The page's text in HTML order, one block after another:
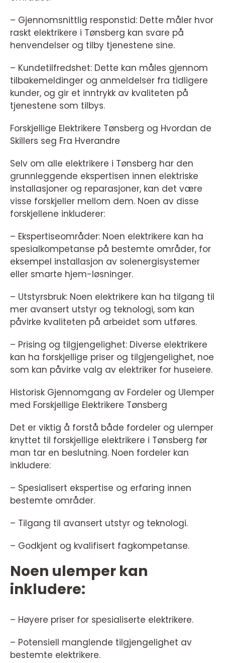
– Gjennomsnittlig responstid: Dette måler hvor
raskt elektrikere i Tønsberg kan svare på
henvendelser og tilby tjenestene sine.
– Kundetilfredshet: Dette kan måles gjennom
tilbakemeldinger og anmeldelser fra tidligere
kunder, og gir et inntrykk av kvaliteten på
tjenestene som tilbys.
Forskjellige Elektrikere Tønsberg og Hvordan de
Skillers seg Fra Hverandre
Selv om alle elektrikere i Tønsberg har den
grunnleggende ekspertisen innen elektriske
installasjoner og reparasjoner, kan det være
visse forskjeller mellom dem. Noen av disse
forskjellene inkluderer:
– Ekspertiseområder: Noen elektrikere kan ha
spesialkompetanse på bestemte områder, for
eksempel installasjon av solenergisystemer
eller smarte hjem-løsninger.
– Utstyrsbruk: Noen elektrikere kan ha tilgang til
mer avansert utstyr og teknologi, som kan
påvirke kvaliteten på arbeidet som utføres.
– Prising og tilgjengelighet: Diverse elektrikere
kan ha forskjellige priser og tilgjengelighet, noe
som kan påvirke valg av elektriker for huseiere.
Historisk Gjennomgang av Fordeler og Ulemper
med Forskjellige Elektrikere Tønsberg
Det er viktig å forstå både fordeler og ulemper
knyttet til forskjellige elektrikere i Tønsberg før
man tar en beslutning. Noen fordeler kan
inkludere:
– Spesialisert ekspertise og erfaring innen
bestemte områder.
– Tilgang til avansert utstyr og teknologi.
– Godkjent og kvalifisert fagkompetanse.
Noen ulemper kan
inkludere:
– Høyere priser for spesialiserte elektrikere.
– Potensiell manglende tilgjengelighet av
bestemte elektrikere.